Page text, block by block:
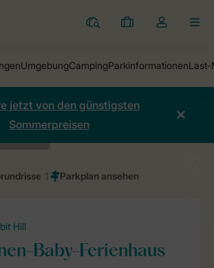
Ferienparks
Meine
Dropdown-
öffnen
jetzt von den günstigsten
Sommerpreisen
1
Hill
Baby-Ferienhaus